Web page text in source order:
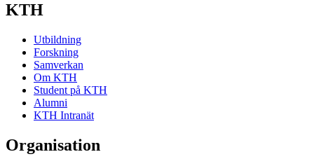
KTH
Utbildning
Forskning
Samverkan
Om KTH
Student på KTH
Alumni
KTH Intranät
Organisation